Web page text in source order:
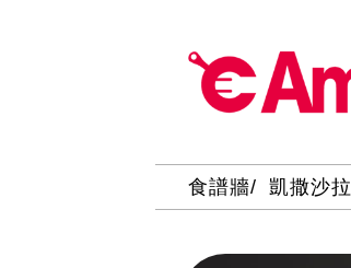
食譜牆 凱撒沙拉